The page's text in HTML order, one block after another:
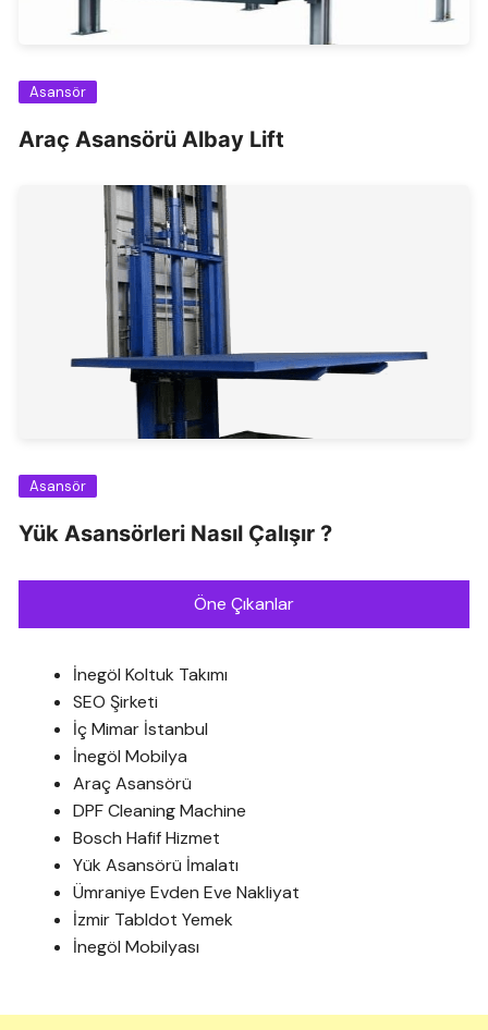
Asansör
Araç Asansörü Albay Lift
Asansör
Yük Asansörleri Nasıl Çalışır ?
Öne Çıkanlar
İnegöl Koltuk Takımı
SEO Şirketi
İç Mimar İstanbul
İnegöl Mobilya
Araç Asansörü
DPF Cleaning Machine
Bosch Hafif Hizmet
Yük Asansörü İmalatı
Ümraniye Evden Eve Nakliyat
İzmir Tabldot Yemek
İnegöl Mobilyası